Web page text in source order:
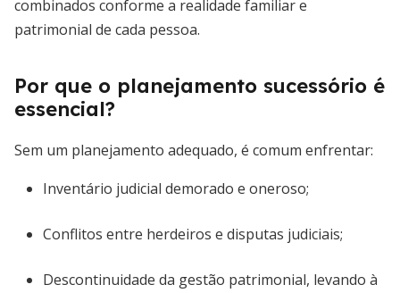
combinados conforme a realidade familiar e
patrimonial de cada pessoa.
Por que o planejamento sucessório é
essencial?
Sem um planejamento adequado, é comum enfrentar:
Inventário judicial demorado e oneroso;
Conflitos entre herdeiros e disputas judiciais;
Descontinuidade da gestão patrimonial, levando à